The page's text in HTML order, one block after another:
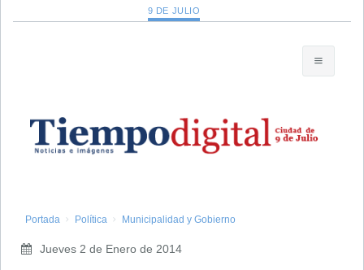
9 DE JULIO
Portada Política Municipalidad y Gobierno
Jueves 2 de Enero de 2014